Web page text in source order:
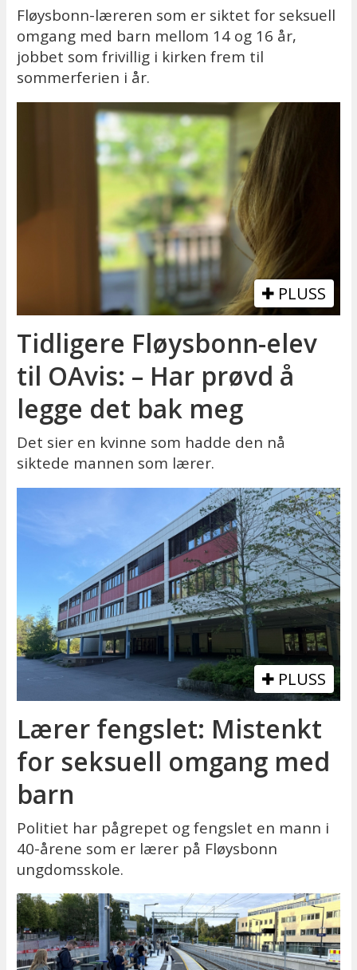
Fløysbonn-læreren som er siktet for seksuell
omgang med barn mellom 14 og 16 år,
jobbet som frivillig i kirken frem til
sommerferien i år.
PLUSS
Tidligere Fløysbonn-elev
til OAvis: – Har prøvd å
legge det bak meg
Det sier en kvinne som hadde den nå
siktede mannen som lærer.
PLUSS
Lærer fengslet: Mistenkt
for seksuell omgang med
barn
Politiet har pågrepet og fengslet en mann i
40-årene som er lærer på Fløysbonn
ungdomsskole.